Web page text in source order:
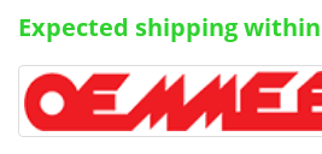
Expected shipping within